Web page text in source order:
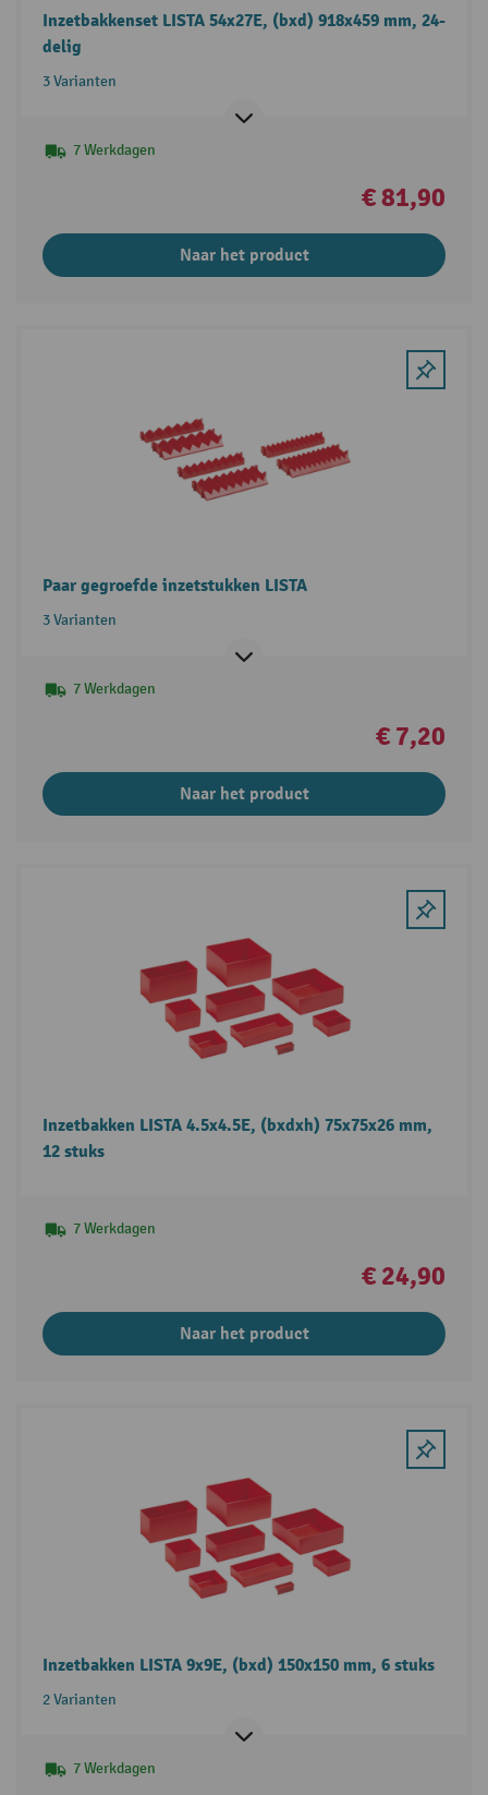
Inzetbakkenset LISTA 54x27E, (bxd) 918x459 mm, 24-
delig
3 Varianten
7 Werkdagen
€ 81,90
Naar het product
Paar gegroefde inzetstukken LISTA
3 Varianten
7 Werkdagen
€ 7,20
Naar het product
Inzetbakken LISTA 4.5x4.5E, (bxdxh) 75x75x26 mm,
12 stuks
7 Werkdagen
€ 24,90
Naar het product
Inzetbakken LISTA 9x9E, (bxd) 150x150 mm, 6 stuks
2 Varianten
7 Werkdagen